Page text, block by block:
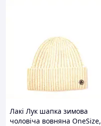
Лакі Лук шапка зимова
чоловіча вовняна OneSize,